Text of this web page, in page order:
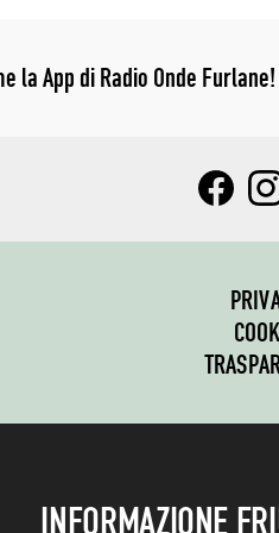
la App di Radio Onde Furlane!
INFORMAZIONE